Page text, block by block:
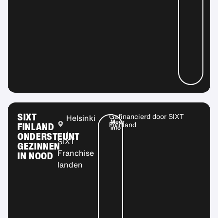
SIXT
FINLAND
ONDERSTEUNT
GEZINNEN
IN NOOD
Helsinki
,
SIXT
Franchise
landen
Meer
info
Gefinancierd doorSIXT
Finnland